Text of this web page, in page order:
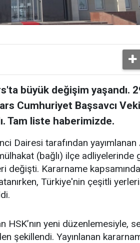
büyük değişim yaşandı.
Cumhuriyet Başsavcı
Tam liste haberimizde.
Dairesi tarafından yayımlanan
(bağlı) ilçe adliyelerinde
değişti. Kararname
Türkiye'nin çeşitli
HSK’nın yeni düzenlemesiyle,
şekillendi. Yayınlanan